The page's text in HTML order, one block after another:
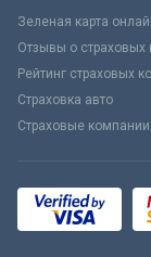
Зеленая карта
Отзывы о страховых
Рейтинг страховых
Страховка авто
Страховые компании